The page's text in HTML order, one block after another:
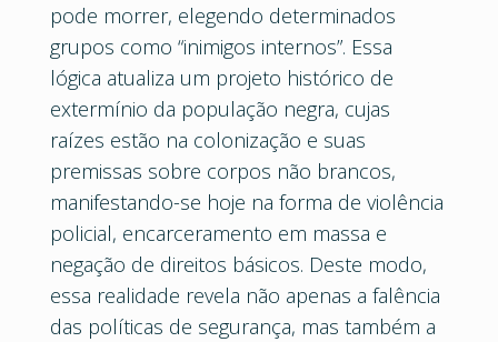
pode morrer, elegendo determinados
grupos como “inimigos internos”. Essa
lógica atualiza um projeto histórico de
extermínio da população negra, cujas
raízes estão na colonização e suas
premissas sobre corpos não brancos,
manifestando-se hoje na forma de violência
policial, encarceramento em massa e
negação de direitos básicos. Deste modo,
essa realidade revela não apenas a falência
das políticas de segurança, mas também a